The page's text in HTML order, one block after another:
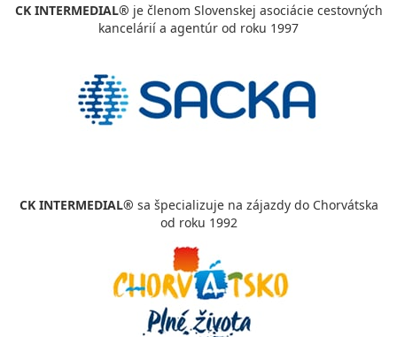
CK INTERMEDIAL® je členom Slovenskej asociácie cestovných
kancelárií a agentúr od roku 1997
CK INTERMEDIAL® sa špecializuje na zájazdy do Chorvátska
od roku 1992